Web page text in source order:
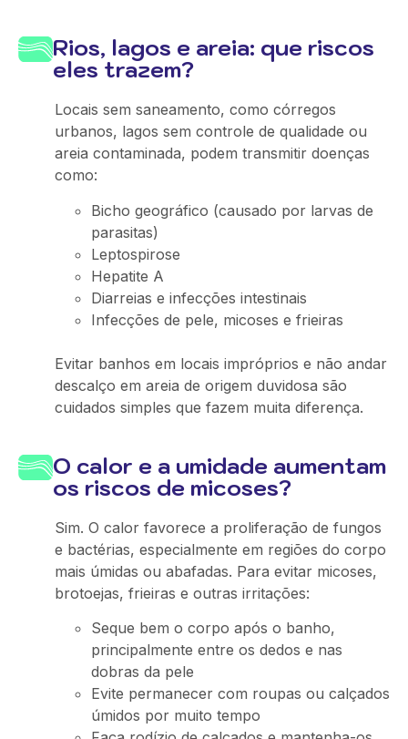
Rios, lagos e areia: que riscos
eles trazem?
Locais sem saneamento, como córregos
urbanos, lagos sem controle de qualidade ou
areia contaminada, podem transmitir doenças
como:
Bicho geográfico (causado por larvas de
parasitas)
Leptospirose
Hepatite A
Diarreias e infecções intestinais
Infecções de pele, micoses e frieiras
Evitar banhos em locais impróprios e não andar
descalço em areia de origem duvidosa são
cuidados simples que fazem muita diferença.
O calor e a umidade aumentam
os riscos de micoses?
Sim. O calor favorece a proliferação de fungos
e bactérias, especialmente em regiões do corpo
mais úmidas ou abafadas. Para evitar micoses,
brotoejas, frieiras e outras irritações:
Seque bem o corpo após o banho,
principalmente entre os dedos e nas
dobras da pele
Evite permanecer com roupas ou calçados
úmidos por muito tempo